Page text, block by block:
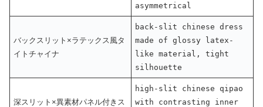
asymmetrical
バックスリット×ラテックス風タ
イトチャイナ
back-slit chinese dress
made of glossy latex-
like material, tight
silhouette
深スリット×異素材パネル付きス
high-slit chinese qipao
with contrasting inner